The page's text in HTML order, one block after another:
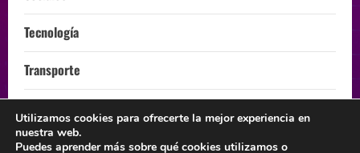
Tecnología
Transporte
ÚLTIMA HORA
Utilizamos cookies para ofrecerte la mejor experiencia en
nuestra web.
Puedes aprender más sobre qué cookies utilizamos o